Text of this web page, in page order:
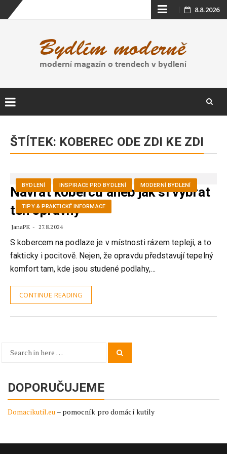
Skip
content
8.8.2026
contentŠTÍTEK: KOBEREC ODE ZDI KE ZDI
BYDLENÍ INSPIRACE PRO BYDLENÍ MODERNÍ BYDLENÍ
TIPY & PRAKTICKÉ INFORMACE
Návrat koberců aneb jak si vybrat
ten správný
JanaPK 27.8.2024
S kobercem na podlaze je v místnosti rázem tepleji, a to
fakticky i pocitově. Nejen, že opravdu představují tepelný
komfort tam, kde jsou studené podlahy,…
CONTINUE READING
Search
DOPORUČUJEME
Domacikutil.eu – pomocník pro domácí kutily